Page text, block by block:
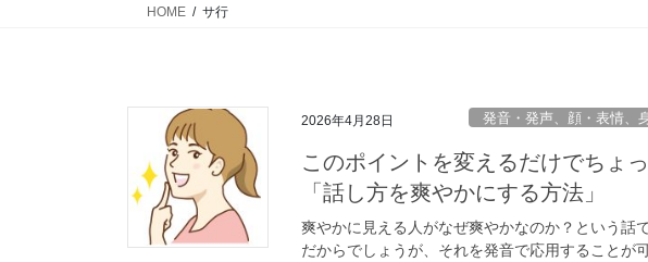
HOME サ行
2026年4月28日 発音・発声、顔・表情、
このポイントを変えるだけでちょ
「話し方を爽やかにする方法」
爽やかに見える人がなぜ爽やかなのか？という話
だからでしょうが、それを発音で応用することが